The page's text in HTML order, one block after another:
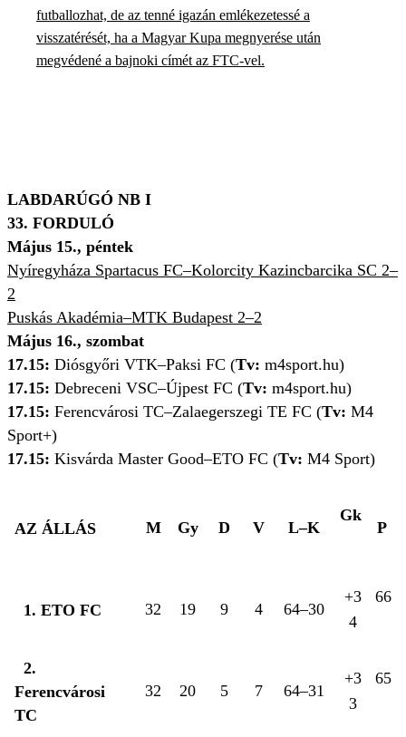
futballozhat, de az tenné igazán emlékezetessé a
visszatérését, ha a Magyar Kupa megnyerése után
megvédené a bajnoki címét az FTC-vel.
LABDARÚGÓ NB I
33. FORDULÓ
Május 15., péntek
Nyíregyháza Spartacus FC–Kolorcity Kazincbarcika SC 2–
2
Puskás Akadémia–MTK Budapest 2–2
Május 16., szombat
17.15: Diósgyőri VTK–Paksi FC (Tv: m4sport.hu)
17.15: Debreceni VSC–Újpest FC (Tv: m4sport.hu)
17.15: Ferencvárosi TC–Zalaegerszegi TE FC (Tv: M4
Sport+)
17.15: Kisvárda Master Good–ETO FC (Tv: M4 Sport)
AZ ÁLLÁS M Gy D V L–K
Gk
P
1. ETO FC 32 19 9 4 64–30
+3
4
66
2.
Ferencvárosi
TC
32 20 5 7 64–31
+3
3
65